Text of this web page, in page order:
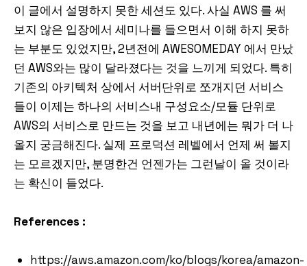
이 글에서 설명하지 못한 세션도 있다. 사실 AWS 를 써
보지 않은 입장에서 세미나를 들으면서 이해 하지 못하
는 부분도 있었지만, 2년전에 AWESOMEDAY 에서 만났
던 AWS와는 많이 달라졌다는 것을 느끼게 되었다. 특히
기존의 아키텍처 상에서 서버단위로 쪼개지던 서비스
들이 이제는 하나의 서비스내 구성요소/모듈 단위로
AWS의 서비스로 만드는 것을 보고 내년에는 뭐가 더 나
올지 궁금해진다. 실제 프로덕션 레벨에서 언제 써 볼지
는 모르겠지만, 분명한건 언젠가는 그런날이 올 것이라
는 확신이 들었다.
References :
https://aws.amazon.com/ko/blogs/korea/amazon-